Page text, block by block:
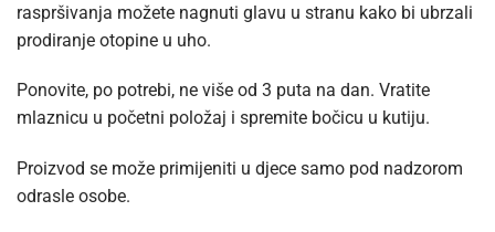
raspršivanja možete nagnuti glavu u stranu kako bi ubrzali
prodiranje otopine u uho.
Ponovite, po potrebi, ne više od 3 puta na dan. Vratite
mlaznicu u početni položaj i spremite bočicu u kutiju.
Proizvod se može primijeniti u djece samo pod nadzorom
odrasle osobe.